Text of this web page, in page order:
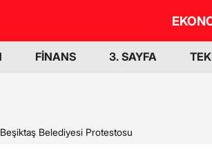
FİNANS 3. SAYFA
Belediyesi Protestosu